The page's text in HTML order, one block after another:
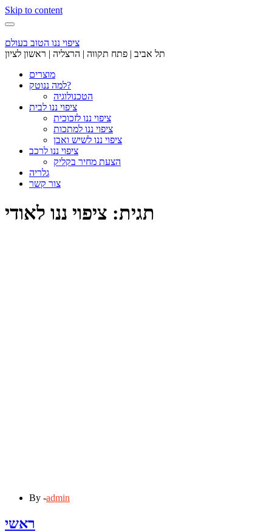
Skip to content
ציפוי ננו הטוב בעולם
תל אביב | פתח תקווה | הרצליה | ראשון לציון
מוצרים
למה ננוטק?
הטכנולוגיה
ציפוי ננו לבית
ציפוי ננו לזכוכית
ציפוי ננו למתכות
ציפוי ננו לשיש ואבן
ציפוי ננו לרכב
הצעת מחיר בקליק
גלריה
צור קשר
תגית: ציפוי ננו לאודי
By -admin
ראשי